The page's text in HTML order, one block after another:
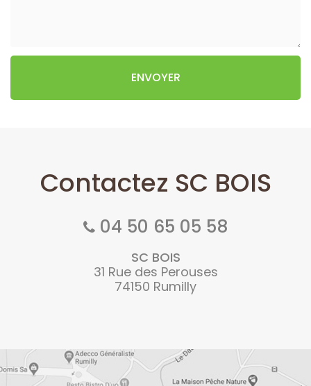
ENVOYER
Contactez SC BOIS
04 50 65 05 58
SC BOIS
31 Rue des Perouses
74150 Rumilly